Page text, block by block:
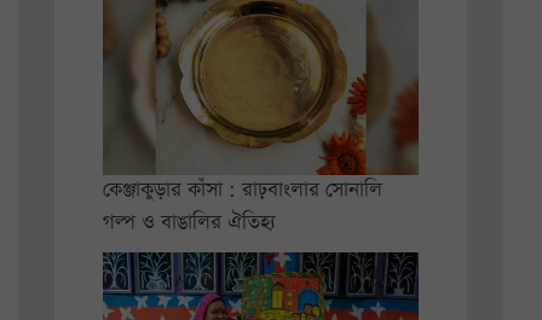
কেঞ্জাকুড়ার কাঁসা : রাঢ়বাংলার সোনালি
গল্প ও বাঙালির ঐতিহ্য